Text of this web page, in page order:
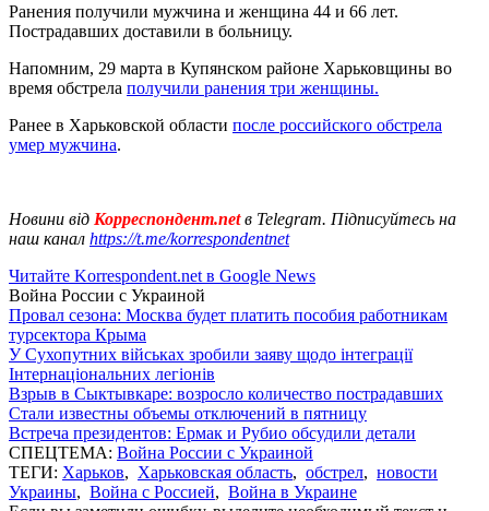
Ранения получили мужчина и женщина 44 и 66 лет.
Пострадавших доставили в больницу.
Напомним, 29 марта в Купянском районе Харьковщины во
время обстрела получили ранения три женщины.
Ранее в Харьковской области после российского обстрела
умер мужчина.
Новини від Корреспондент.netв Telegram. Підписуйтесь на
наш канал https://t.me/korrespondentnet
Читайте Korrespondent.net в Google News
Война России с Украиной
Провал сезона: Москва будет платить пособия работникам
турсектора Крыма
У Сухопутних військах зробили заяву щодо інтеграції
Інтернаціональних легіонів
Взрыв в Сыктывкаре: возросло количество пострадавших
Стали известны объемы отключений в пятницу
Встреча президентов: Ермак и Рубио обсудили детали
СПЕЦТЕМА: Война России с Украиной
ТЕГИ: Харьков, Харьковская область, обстрел, новости
Украины, Война с Россией, Война в Украине